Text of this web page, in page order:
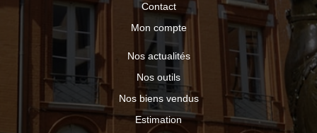
Contact
Mon compte
Nos actualités
Nos outils
Nos biens vendus
Estimation